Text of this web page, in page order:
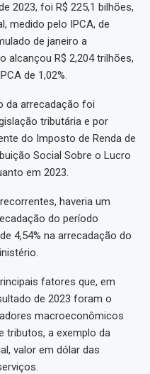
2023, foi R$ 225,1 bilhões,
medido pelo IPCA, de
de janeiro a
alcançou R$ 2,204 trilhões,
de 1,02%.
da arrecadação foi
tributária e por
do Imposto de Renda de
Social Sobre o Lucro
em 2023.
haveria um
do período
4,54% na arrecadação do
fatores que, em
de 2023 foram o
macroeconômicos
tributos, a exemplo da
valor em dólar das